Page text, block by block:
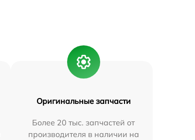
Оригинальные запчасти
Более 20 тыс. запчастей от
производителя в наличии на